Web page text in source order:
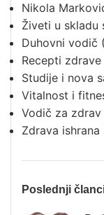
Nikola
Živeti u skladu
Duhovni vodič
Recepti zdrave
Studije i nova
Vitalnost i
Vodič za
Zdrava ishrana
Poslednji